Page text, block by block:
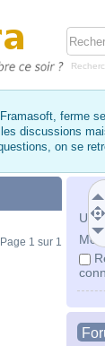
ferme
discussions
on se
Mot
1 sur 1